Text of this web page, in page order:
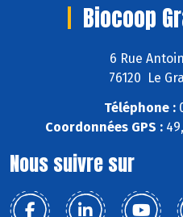
Biocoop
6 Rue
76120 Le
Téléphone :
Coordonnées GPS :
Nous suivre sur